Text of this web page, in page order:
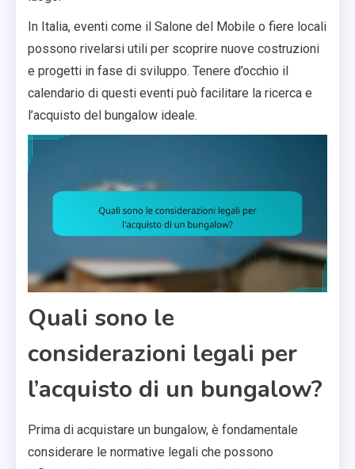
In Italia, eventi come il Salone del Mobile o fiere locali
possono rivelarsi utili per scoprire nuove costruzioni
e progetti in fase di sviluppo. Tenere d’occhio il
calendario di questi eventi può facilitare la ricerca e
l’acquisto del bungalow ideale.
Quali sono le
considerazioni legali per
l’acquisto di un bungalow?
Prima di acquistare un bungalow, è fondamentale
considerare le normative legali che possono